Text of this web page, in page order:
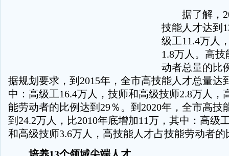
据了解，
技能人才达到
级工11.4万人
1.8万人。高
动者总量的比
据规划要求，到2015年，全市高技能人才总量达
中：高级工16.4万人，技师和高级技师2.8万人，
能劳动者的比例达到29％。到2020年，全市高技
到24.2万人，比2010年底增加11万，其中：高级
和高级技师3.6万人，高技能人才占技能劳动者的